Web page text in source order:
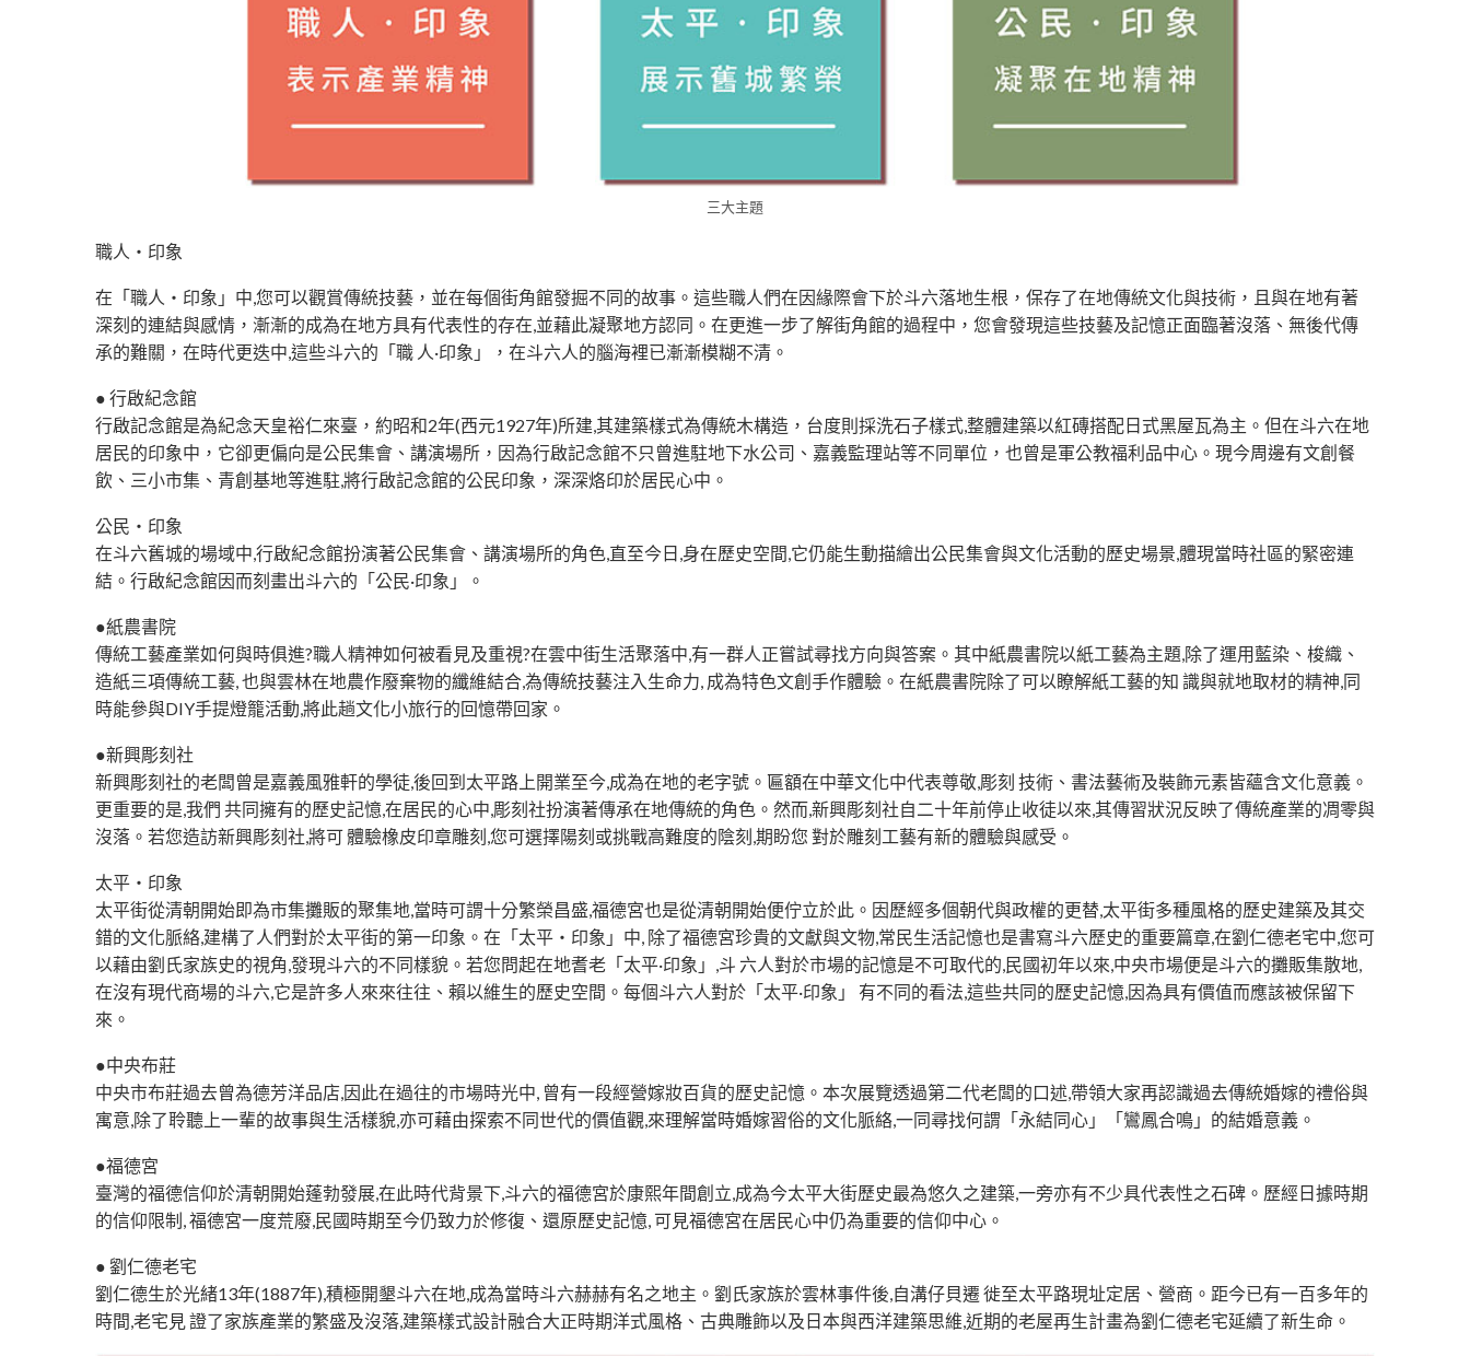
三大主題
職人・印象
在「職人・印象」中,您可以觀賞傳統技藝，並在每個街角館發掘不同的故事。這些職人們在因緣際會下於斗六落地生根，保存了在地傳統文化與技術，且與在地有著
深刻的連結與感情，漸漸的成為在地方具有代表性的存在,並藉此凝聚地方認同。在更進一步了解街角館的過程中，您會發現這些技藝及記憶正面臨著沒落、無後代傳
承的難關，在時代更迭中,這些斗六的「職 人·印象」，在斗六人的腦海裡已漸漸模糊不清。
● 行啟紀念館
行啟記念館是為紀念天皇裕仁來臺，約昭和2年(西元1927年)所建,其建築樣式為傳統木構造，台度則採洗石子樣式,整體建築以紅磚搭配日式黑屋瓦為主。但在斗六在地
居民的印象中，它卻更偏向是公民集會、講演場所，因為行啟記念館不只曾進駐地下水公司、嘉義監理站等不同單位，也曾是軍公教福利品中心。現今周邊有文創餐
飲、三小市集、青創基地等進駐,將行啟記念館的公民印象，深深烙印於居民心中。
公民・印象
在斗六舊城的場域中,行啟紀念館扮演著公民集會、講演場所的角色,直至今日,身在歷史空間,它仍能生動描繪出公民集會與文化活動的歷史場景,體現當時社區的緊密連
結。行啟紀念館因而刻畫出斗六的「公民·印象」。
●紙農書院
傳統工藝產業如何與時俱進?職人精神如何被看見及重視?在雲中街生活聚落中,有一群人正嘗試尋找方向與答案。其中紙農書院以紙工藝為主題,除了運用藍染、梭織、
造紙三項傳統工藝, 也與雲林在地農作廢棄物的纖維結合,為傳統技藝注入生命力, 成為特色文創手作體驗。在紙農書院除了可以瞭解紙工藝的知 識與就地取材的精神,同
時能參與DIY手提燈籠活動,將此趟文化小旅行的回憶帶回家。
●新興彫刻社
新興彫刻社的老闆曾是嘉義風雅軒的學徒,後回到太平路上開業至今,成為在地的老字號。匾額在中華文化中代表尊敬,彫刻 技術、書法藝術及裝飾元素皆蘊含文化意義。
更重要的是,我們 共同擁有的歷史記憶,在居民的心中,彫刻社扮演著傳承在地傳統的角色。然而,新興彫刻社自二十年前停止收徒以來,其傳習狀況反映了傳統產業的凋零與
沒落。若您造訪新興彫刻社,將可 體驗橡皮印章雕刻,您可選擇陽刻或挑戰高難度的陰刻,期盼您 對於雕刻工藝有新的體驗與感受。
太平・印象
太平街從清朝開始即為市集攤販的聚集地,當時可謂十分繁榮昌盛,福德宮也是從清朝開始便佇立於此。因歷經多個朝代與政權的更替,太平街多種風格的歷史建築及其交
錯的文化脈絡,建構了人們對於太平街的第一印象。在「太平・印象」中, 除了福德宮珍貴的文獻與文物,常民生活記憶也是書寫斗六歷史的重要篇章,在劉仁德老宅中,您可
以藉由劉氏家族史的視角,發現斗六的不同樣貌。若您問起在地耆老「太平·印象」,斗 六人對於市場的記憶是不可取代的,民國初年以來,中央市場便是斗六的攤販集散地,
在沒有現代商場的斗六,它是許多人來來往往、賴以維生的歷史空間。每個斗六人對於「太平·印象」 有不同的看法,這些共同的歷史記憶,因為具有價值而應該被保留下
來。
●中央布莊
中央市布莊過去曾為德芳洋品店,因此在過往的市場時光中, 曾有一段經營嫁妝百貨的歷史記憶。本次展覽透過第二代老闆的口述,帶領大家再認識過去傳統婚嫁的禮俗與
寓意,除了聆聽上一輩的故事與生活樣貌,亦可藉由探索不同世代的價值觀,來理解當時婚嫁習俗的文化脈絡,一同尋找何謂「永結同心」「鸞鳳合鳴」的結婚意義。
●福德宮
臺灣的福德信仰於清朝開始蓬勃發展,在此時代背景下,斗六的福德宮於康熙年間創立,成為今太平大街歷史最為悠久之建築,一旁亦有不少具代表性之石碑。歷經日據時期
的信仰限制, 福德宮一度荒廢,民國時期至今仍致力於修復、還原歷史記憶, 可見福德宮在居民心中仍為重要的信仰中心。
● 劉仁德老宅
劉仁德生於光緒13年(1887年),積極開墾斗六在地,成為當時斗六赫赫有名之地主。劉氏家族於雲林事件後,自溝仔貝遷 徙至太平路現址定居、營商。距今已有一百多年的
時間,老宅見 證了家族產業的繁盛及沒落,建築樣式設計融合大正時期洋式風格、古典雕飾以及日本與西洋建築思維,近期的老屋再生計畫為劉仁德老宅延續了新生命。